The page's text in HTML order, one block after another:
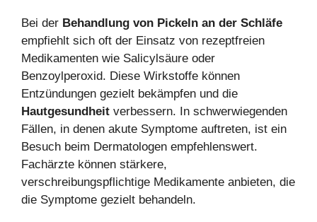
Bei der Behandlung von Pickeln an der Schläfe
empfiehlt sich oft der Einsatz von rezeptfreien
Medikamenten wie Salicylsäure oder
Benzoylperoxid. Diese Wirkstoffe können
Entzündungen gezielt bekämpfen und die
Hautgesundheit verbessern. In schwerwiegenden
Fällen, in denen akute Symptome auftreten, ist ein
Besuch beim Dermatologen empfehlenswert.
Fachärzte können stärkere,
verschreibungspflichtige Medikamente anbieten, die
die Symptome gezielt behandeln.